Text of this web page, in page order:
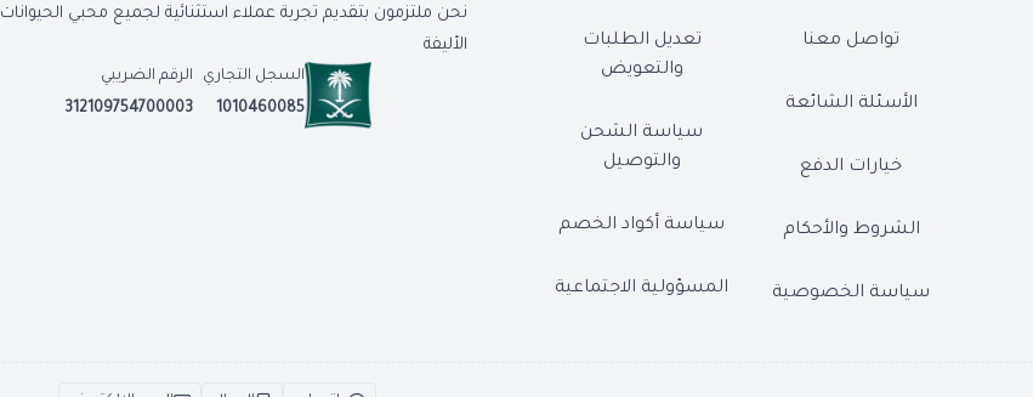
تواصل معنا
الأسئلة الشائعة
خيارات الدفع
الشروط والأحكام
سياسة الخصوصية
تعديل الطلبات
والتعويض
سياسة الشحن
والتوصيل
سياسة أكواد الخصم
المسؤولية الاجتماعية
نحن ملتزمون بتقديم تجربة عملاء استثنائية لجميع محبي الحيوانات
الأليفة
السجل التجاري
1010460085
الرقم الضريبي
312109754700003